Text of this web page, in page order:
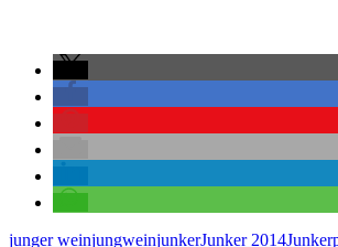
junger weinjungweinjunkerJunker 2014